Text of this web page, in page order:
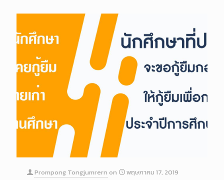
Prompong Tongjumrern on
พฤษภาคม 17, 2019